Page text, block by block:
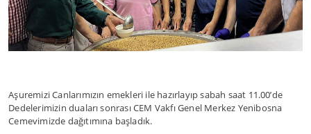
Aşuremizi Canlarımızın emekleri ile hazırlayıp sabah saat 11.00’de
Dedelerimizin duaları sonrası CEM Vakfı Genel Merkez Yenibosna
Cemevimizde dağıtımına başladık.